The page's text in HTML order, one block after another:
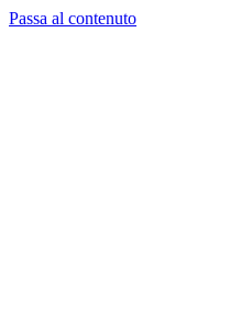
Passa al contenuto